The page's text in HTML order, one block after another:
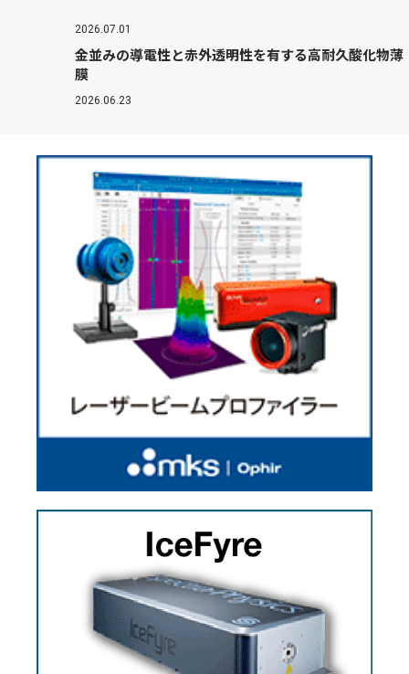
2026.07.01
金並みの導電性と赤外透明性を有する高耐久酸化物薄
膜
2026.06.23